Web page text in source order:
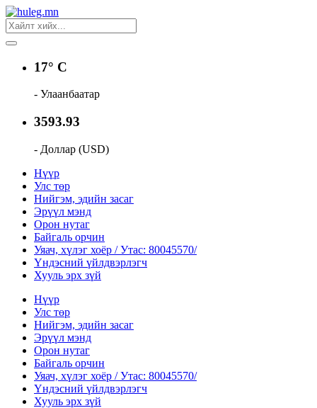
17° C
- Улаанбаатар
3593.93
- Доллар (USD)
Нүүр
Улс төр
Нийгэм, эдийн засаг
Эрүүл мэнд
Орон нутаг
Байгаль орчин
Уяач, хүлэг хоёр / Утас: 80045570/
Үндэсний үйлдвэрлэгч
Хууль эрх зүй
Нүүр
Улс төр
Нийгэм, эдийн засаг
Эрүүл мэнд
Орон нутаг
Байгаль орчин
Уяач, хүлэг хоёр / Утас: 80045570/
Үндэсний үйлдвэрлэгч
Хууль эрх зүй